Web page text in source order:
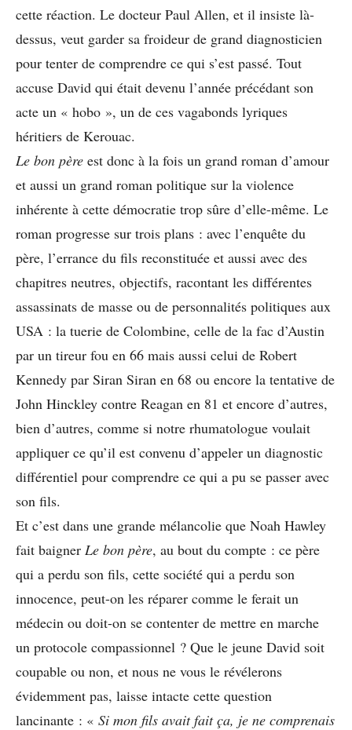
cette réaction. Le docteur Paul Allen, et il insiste là-
dessus, veut garder sa froideur de grand diagnosticien
pour tenter de comprendre ce qui s’est passé. Tout
accuse David qui était devenu l’année précédant son
acte un « hobo », un de ces vagabonds lyriques
héritiers de Kerouac.
Le bon père est donc à la fois un grand roman d’amour
et aussi un grand roman politique sur la violence
inhérente à cette démocratie trop sûre d’elle-même. Le
roman progresse sur trois plans : avec l’enquête du
père, l’errance du fils reconstituée et aussi avec des
chapitres neutres, objectifs, racontant les différentes
assassinats de masse ou de personnalités politiques aux
USA : la tuerie de Colombine, celle de la fac d’Austin
par un tireur fou en 66 mais aussi celui de Robert
Kennedy par Siran Siran en 68 ou encore la tentative de
John Hinckley contre Reagan en 81 et encore d’autres,
bien d’autres, comme si notre rhumatologue voulait
appliquer ce qu’il est convenu d’appeler un diagnostic
différentiel pour comprendre ce qui a pu se passer avec
son fils.
Et c’est dans une grande mélancolie que Noah Hawley
fait baigner Le bon père, au bout du compte : ce père
qui a perdu son fils, cette société qui a perdu son
innocence, peut-on les réparer comme le ferait un
médecin ou doit-on se contenter de mettre en marche
un protocole compassionnel ? Que le jeune David soit
coupable ou non, et nous ne vous le révélerons
évidemment pas, laisse intacte cette question
lancinante : « Si mon fils avait fait ça, je ne comprenais